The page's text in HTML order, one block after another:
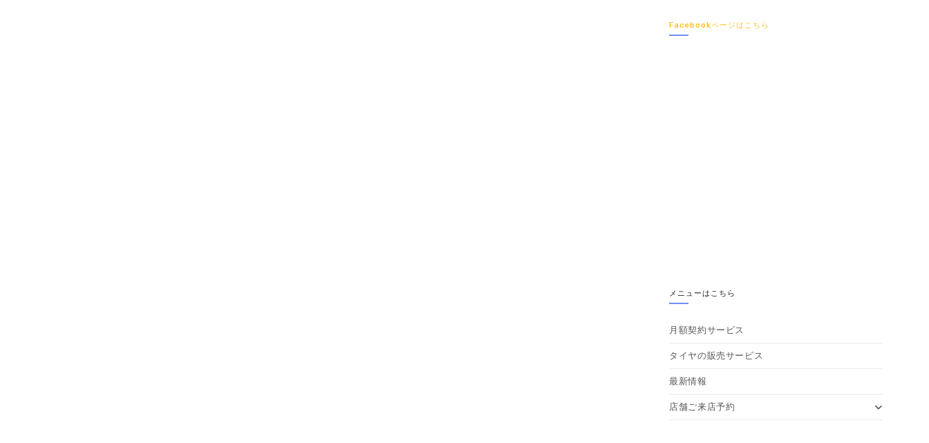
Facebookページはこちら
メニューはこちら
月額契約サービス
タイヤの販売サービス
最新情報
店舗ご来店予約